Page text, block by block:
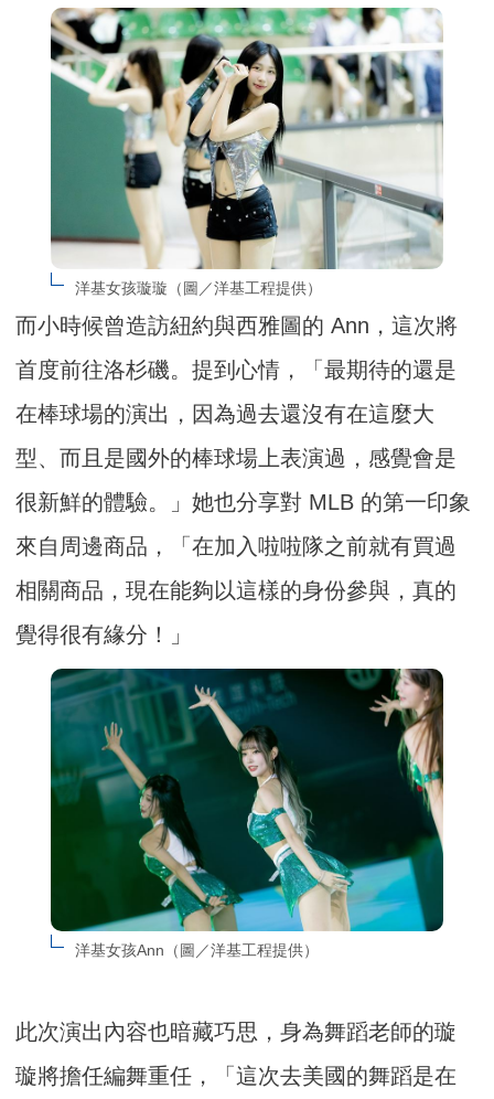
洋基女孩璇璇（圖／洋基工程提供）
而小時候曾造訪紐約與西雅圖的 Ann，這次將
首度前往洛杉磯。提到心情，「最期待的還是
在棒球場的演出，因為過去還沒有在這麼大
型、而且是國外的棒球場上表演過，感覺會是
很新鮮的體驗。」她也分享對 MLB 的第一印象
來自周邊商品，「在加入啦啦隊之前就有買過
相關商品，現在能夠以這樣的身份參與，真的
覺得很有緣分！」
洋基女孩Ann（圖／洋基工程提供）
此次演出內容也暗藏巧思，身為舞蹈老師的璇
璇將擔任編舞重任，「這次去美國的舞蹈是在